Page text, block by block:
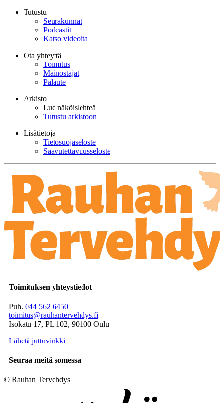
Tutustu
Seurakunnat
Podcastit
Katso videoita
Ota yhteyttä
Toimitus
Mainostajat
Palaute
Arkisto
Lue näköislehteä
Tutustu arkistoon
Lisätietoja
Tietosuojaseloste
Saavutettavuusseloste
Toimituksen yhteystiedot
Puh. 044 562 6450
toimitus@rauhantervehdys.fi
Isokatu 17, PL 102, 90100 Oulu
Lähetä juttuvinkki
Seuraa meitä somessa
© Rauhan Tervehdys